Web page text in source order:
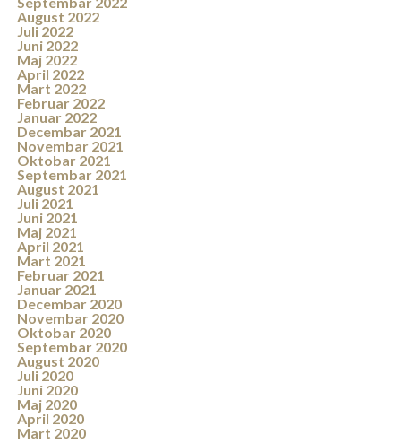
August 2022
Juli 2022
Juni 2022
Maj 2022
April 2022
Mart 2022
Februar 2022
Januar 2022
Decembar 2021
Novembar 2021
Oktobar 2021
Septembar 2021
August 2021
Juli 2021
Juni 2021
Maj 2021
April 2021
Mart 2021
Februar 2021
Januar 2021
Decembar 2020
Novembar 2020
Oktobar 2020
Septembar 2020
August 2020
Juli 2020
Juni 2020
Maj 2020
April 2020
Mart 2020